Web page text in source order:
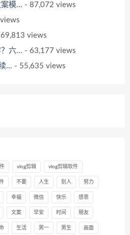
模... - 87,072 views
views
六... - 63,177 views
... - 55,635 views
vlog剪辑 vlog剪辑软件
不要 人生 别人 努力
幸福 微信 快乐 感恩
文案 早安 时间 朋友
生活 男一 男生 画面